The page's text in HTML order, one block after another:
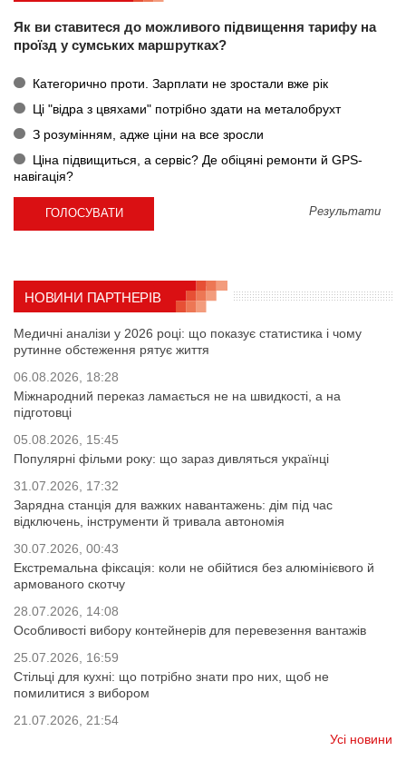
Як ви ставитеся до можливого підвищення тарифу на
проїзд у сумських маршрутках?
Категорично проти. Зарплати не зростали вже рік
Ці "відра з цвяхами" потрібно здати на металобрухт
З розумінням, адже ціни на все зросли
Ціна підвищиться, а сервіс? Де обіцяні ремонти й GPS-
навігація?
Результати
НОВИНИ ПАРТНЕРІВ
Медичні аналізи у 2026 році: що показує статистика і чому
рутинне обстеження рятує життя
06.08.2026, 18:28
Міжнародний переказ ламається не на швидкості, а на
підготовці
05.08.2026, 15:45
Популярні фільми року: що зараз дивляться українці
31.07.2026, 17:32
Зарядна станція для важких навантажень: дім під час
відключень, інструменти й тривала автономія
30.07.2026, 00:43
Екстремальна фіксація: коли не обійтися без алюмінієвого й
армованого скотчу
28.07.2026, 14:08
Особливості вибору контейнерів для перевезення вантажів
25.07.2026, 16:59
Стільці для кухні: що потрібно знати про них, щоб не
помилитися з вибором
21.07.2026, 21:54
Усі новини